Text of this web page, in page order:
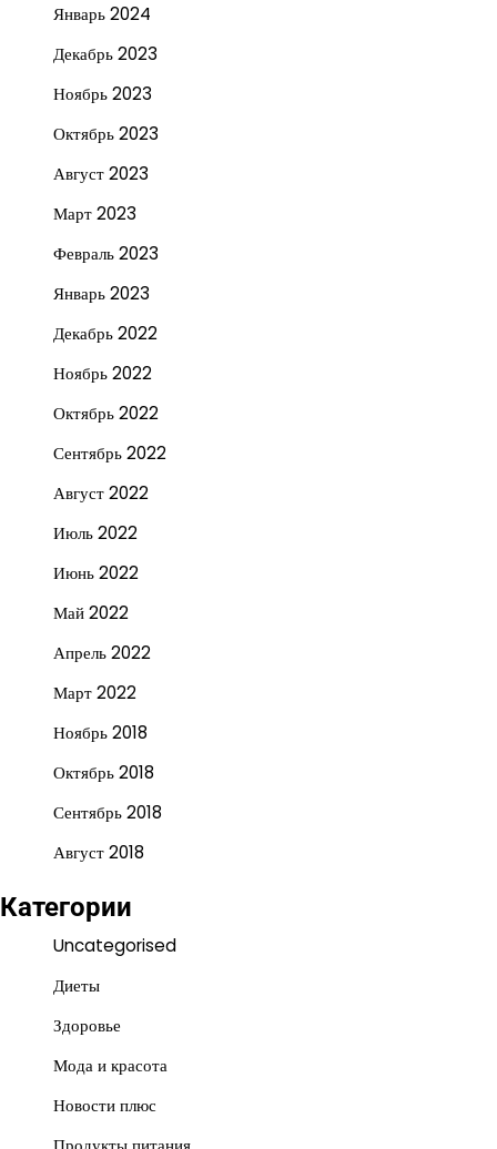
Январь 2024
Декабрь 2023
Ноябрь 2023
Октябрь 2023
Август 2023
Март 2023
Февраль 2023
Январь 2023
Декабрь 2022
Ноябрь 2022
Октябрь 2022
Сентябрь 2022
Август 2022
Июль 2022
Июнь 2022
Май 2022
Апрель 2022
Март 2022
Ноябрь 2018
Октябрь 2018
Сентябрь 2018
Август 2018
Категории
Uncategorised
Диеты
Здоровье
Мода и красота
Новости плюс